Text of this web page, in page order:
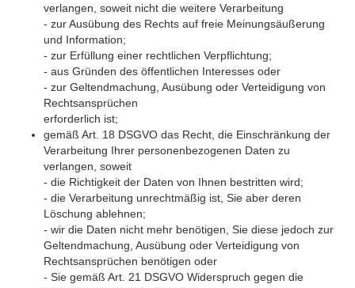
verlangen, soweit nicht die weitere Verarbeitung
- zur Ausübung des Rechts auf freie Meinungsäußerung
und Information;
- zur Erfüllung einer rechtlichen Verpflichtung;
- aus Gründen des öffentlichen Interesses oder
- zur Geltendmachung, Ausübung oder Verteidigung von
Rechtsansprüchen
erforderlich ist;
gemäß Art. 18 DSGVO das Recht, die Einschränkung der
Verarbeitung Ihrer personenbezogenen Daten zu
verlangen, soweit
- die Richtigkeit der Daten von Ihnen bestritten wird;
- die Verarbeitung unrechtmäßig ist, Sie aber deren
Löschung ablehnen;
- wir die Daten nicht mehr benötigen, Sie diese jedoch zur
Geltendmachung, Ausübung oder Verteidigung von
Rechtsansprüchen benötigen oder
- Sie gemäß Art. 21 DSGVO Widerspruch gegen die